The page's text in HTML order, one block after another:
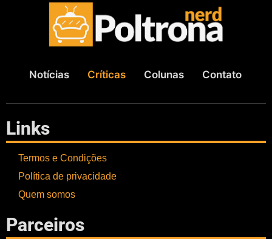
Notícias Críticas Colunas Contato
Links
Termos e Condições
Política de privacidade
Quem somos
Parceiros